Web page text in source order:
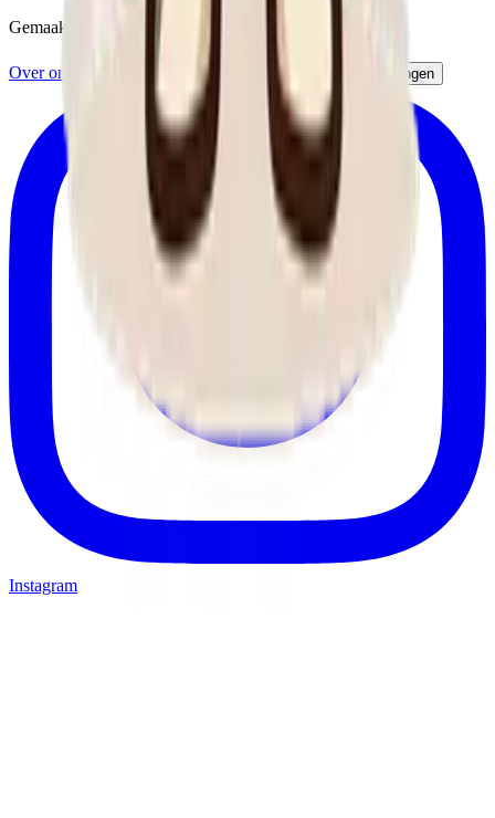
Gemaakt door Vizibly
Over ons Contact Privacy Cookie-instellingen
Instagram